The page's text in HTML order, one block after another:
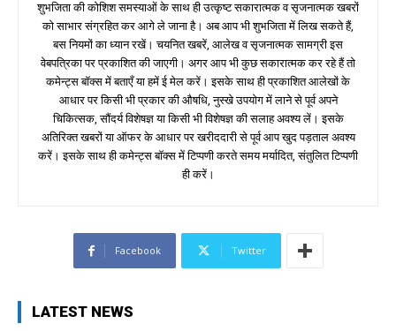
शुभजिता की कोशिश समस्याओं के साथ ही उत्कृष्ट सकारात्मक व सृजनात्मक खबरों
को साभार संग्रहित कर आगे ले जाना है। अब आप भी शुभजिता में लिख सकते हैं,
बस नियमों का ध्यान रखें। चयनित खबरें, आलेख व सृजनात्मक सामग्री इस
वेबपत्रिका पर प्रकाशित की जाएगी। अगर आप भी कुछ सकारात्मक कर रहे हैं तो
कमेन्ट्स बॉक्स में बताएँ या हमें ई मेल करें। इसके साथ ही प्रकाशित आलेखों के
आधार पर किसी भी प्रकार की औषधि, नुस्खे उपयोग में लाने से पूर्व अपने
चिकित्सक, सौंदर्य विशेषज्ञ या किसी भी विशेषज्ञ की सलाह अवश्य लें। इसके
अतिरिक्त खबरों या ऑफर के आधार पर खरीददारी से पूर्व आप खुद पड़ताल अवश्य
करें। इसके साथ ही कमेन्ट्स बॉक्स में टिप्पणी करते समय मर्यादित, संतुलित टिप्पणी
ही करें।
Facebook Twitter
LATEST NEWS